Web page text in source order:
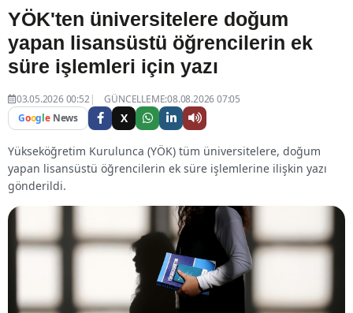
YÖK'ten üniversitelere doğum
yapan lisansüstü öğrencilerin ek
süre işlemleri için yazı
03.05.2026 00:52
GÜNCELLEME:08.08.2026 07:05
Google News X
Yükseköğretim Kurulunca (YÖK) tüm üniversitelere, doğum
yapan lisansüstü öğrencilerin ek süre işlemlerine ilişkin yazı
gönderildi.